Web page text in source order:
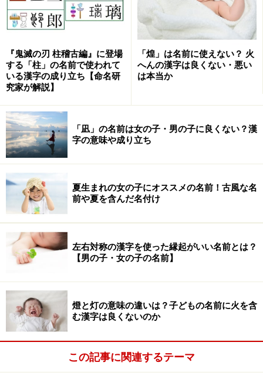
カイ：海、嘉以
レイモン：玲門、伶紋
ルイ：瑠以、琉伊
カイト：海音、海斗、海飛、海渡、快斗、開渡
シン：信、心、新、真、進、伸、慎、紳、辰、臣、
清
シオン：子音、士温、資穏
ジョージ：丈治、貞治、丈二、丈司、丈次
ライアン：来按、頼安
クランド：蔵人
ルーク、マークス、マーク、ジョン
ハーフの女の子の名前実例
リンカ：りんか、凛花
ルエム：瑠笑夢
カレナ：かれな、香玲菜
マリオン：真理音、万里音
マヤ：摩耶、茉彩
『鬼滅の刃 柱稽古編』に登場
する「柱」の名前で使われて
いる漢字の成り立ち【命名研
究家が解説】
「煌」は名前に使えない？ 火
へんの漢字は良くない・悪い
は本当か
「凪」の名前は女の子・男の子に良くない？漢
字の意味や成り立ち
夏生まれの女の子にオススメの名前！古風な名
前や夏を含んだ名付け
左右対称の漢字を使った縁起がいい名前とは？
【男の子・女の子の名前】
燈と灯の意味の違いは？子どもの名前に火を含
む漢字は良くないのか
この記事に関連するテーマ